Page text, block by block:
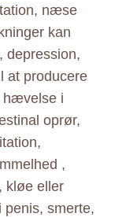
næse
kan
depression,
at producere
hævelse i
oprør,
,
kløe eller
smerte,